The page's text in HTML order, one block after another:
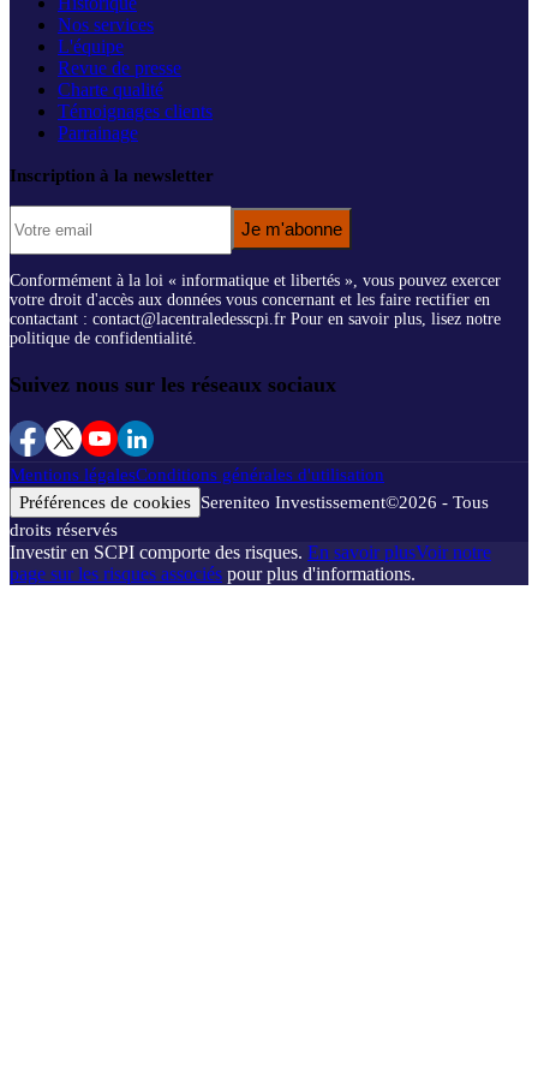
Nos services
L'équipe
Revue de presse
Charte qualité
Témoignages clients
Parrainage
Inscription à la newsletter
Je m'abonne
Conformément à la loi « informatique et libertés », vous pouvez exercer
votre droit d'accès aux données vous concernant et les faire rectifier en
contactant : contact@lacentraledesscpi.fr Pour en savoir plus, lisez notre
politique de confidentialité.
Suivez nous sur les réseaux sociaux
Mentions légalesConditions générales d'utilisation
Préférences de cookies Sereniteo Investissement©2026 - Tous
droits réservés
Investir en SCPI comporte des risques. En savoir plusVoir notre
page sur les risques associés pour plus d'informations.